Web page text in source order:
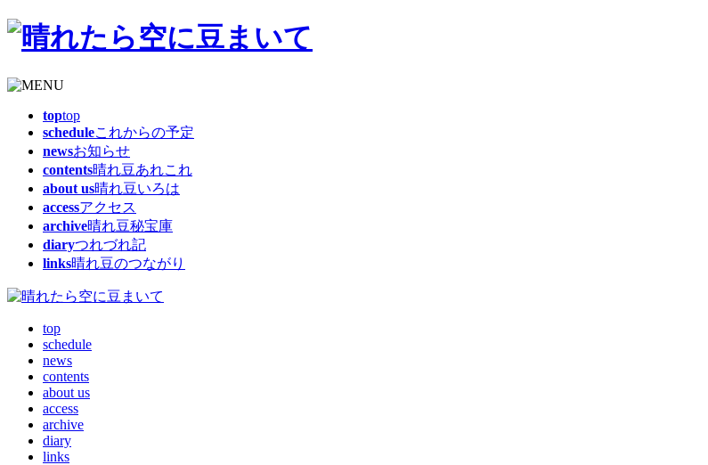
toptop
scheduleこれからの予定
newsお知らせ
contents晴れ豆あれこれ
about us晴れ豆いろは
accessアクセス
archive晴れ豆秘宝庫
diaryつれづれ記
links晴れ豆のつながり
top
schedule
news
contents
about us
access
archive
diary
links